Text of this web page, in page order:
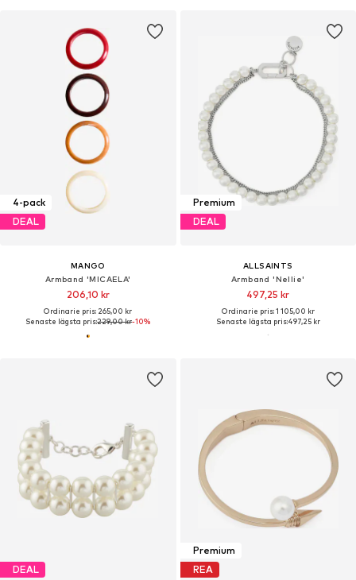
4-pack
DEAL
MANGO
Armband 'MICAELA'
206,10 kr
Ordinarie pris: 265,00 kr
Senaste lägsta pris:229,00 kr-10%
Premium
DEAL
ALLSAINTS
Armband 'Nellie'
497,25 kr
Ordinarie pris: 1 105,00 kr
Senaste lägsta pris:497,25 kr
DEAL
Premium
REA